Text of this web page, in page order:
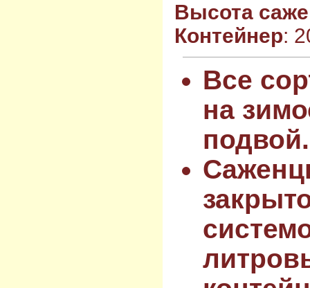
Высота
Контейнер:
Все
на
подвой.